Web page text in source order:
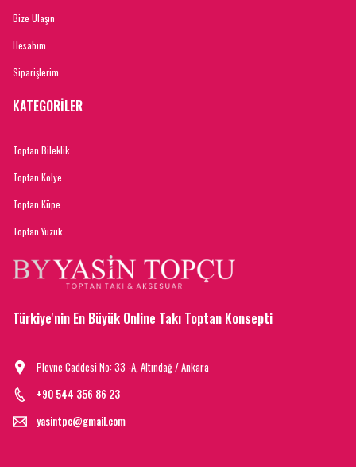
Bize Ulaşın
Hesabım
Siparişlerim
KATEGORİLER
Toptan Bileklik
Toptan Kolye
Toptan Küpe
Toptan Yüzük
Türkiye'nin En Büyük Online Takı Toptan Konsepti
Plevne Caddesi No: 33 -A, Altındağ / Ankara
+90 544 356 86 23
yasintpc@gmail.com